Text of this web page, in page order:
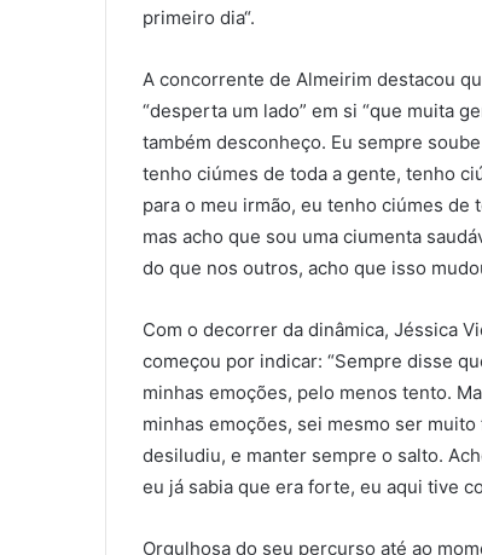
primeiro dia“.
A concorrente de Almeirim destacou
“desperta um lado” em si “que muita
também desconheço. Eu sempre
tenho ciúmes de toda a gente, tenho
para o meu irmão, eu tenho ciúmes de
mas acho que sou uma ciumenta
do que nos outros, acho que isso
Com o decorrer da dinâmica, Jéssica
começou por indicar: “Sempre disse
minhas emoções, pelo menos tento.
minhas emoções, sei mesmo ser
desiludiu, e manter sempre o salto.
eu já sabia que era forte, eu aqui tive
Orgulhosa do seu percurso até ao